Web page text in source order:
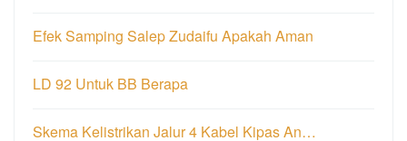
Efek Samping Salep Zudaifu Apakah Aman
LD 92 Untuk BB Berapa
Skema Kelistrikan Jalur 4 Kabel Kipas An…